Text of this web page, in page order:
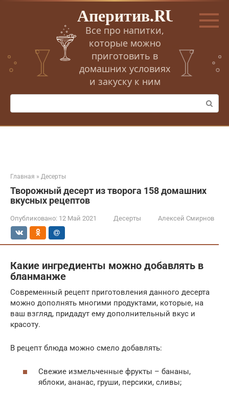
Перейти
Аперитив.RU
Все про напитки,
которые можно
приготовить в
домашних условиях
и закуску к ним
Поиск:
Главная » Десерты
Творожный десерт из творога 158 домашних
вкусных рецептов
Опубликовано: 12 Май 2021 Десерты Алексей Смирнов
Какие ингредиенты можно добавлять в
бланманже
Современный рецепт приготовления данного десерта
можно дополнять многими продуктами, которые, на
ваш взгляд, придадут ему дополнительный вкус и
красоту.
В рецепт блюда можно смело добавлять:
Свежие измельченные фрукты – бананы,
яблоки, ананас, груши, персики, сливы;